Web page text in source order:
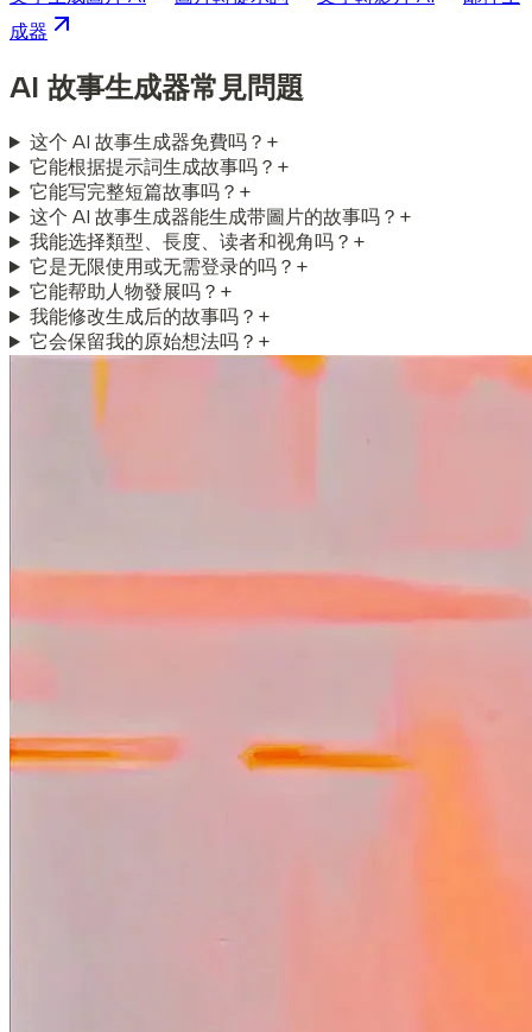
成器
AI 故事生成器常見問題
这个 AI 故事生成器免費吗？ +
它能根据提示詞生成故事吗？ +
它能写完整短篇故事吗？ +
这个 AI 故事生成器能生成带圖片的故事吗？ +
我能选择類型、長度、读者和视角吗？ +
它是无限使用或无需登录的吗？ +
它能帮助人物發展吗？ +
我能修改生成后的故事吗？ +
它会保留我的原始想法吗？ +